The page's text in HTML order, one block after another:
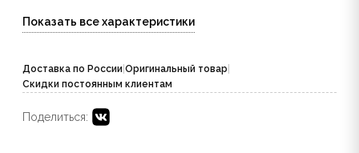
Показать все характеристики
Доставка по России Оригинальный товар
Скидки постоянным клиентам
Поделиться: